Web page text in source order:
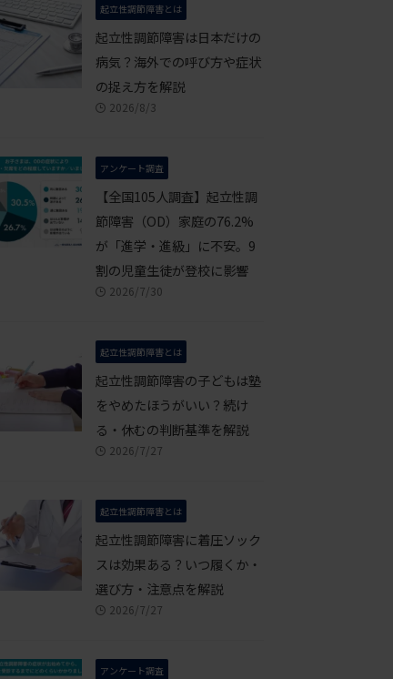
起立性調節障害とは
起立性調節障害は日本だけの
病気？海外での呼び方や症状
の捉え方を解説
2026/8/3
アンケート調査
【全国105人調査】起立性調
節障害（OD）家庭の76.2%
が「進学・進級」に不安。9
割の児童生徒が登校に影響
2026/7/30
起立性調節障害とは
起立性調節障害の子どもは塾
をやめたほうがいい？続け
る・休むの判断基準を解説
2026/7/27
起立性調節障害とは
起立性調節障害に着圧ソック
スは効果ある？いつ履くか・
選び方・注意点を解説
2026/7/27
アンケート調査